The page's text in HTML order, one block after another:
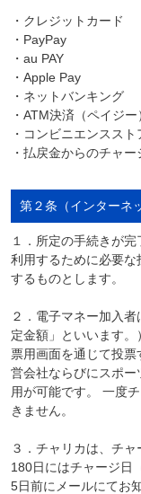
・クレジットカード
・PayPay
・au PAY
・Apple Pay
・ネットバンキング
・ATM決済（ペイジー
・コンビニエンススト
・払戻金からのチャー
第２条（インターネ
１．所定の手続きが
利用するために必要
するものとします。
２．電子マネー加入
定金額」といいます
票用画面を通じて投
営会社ならびにスポー
用が可能です。 一度
きません。
３．チャリカは、チャ
180日にはチャージ日
5日前にメールにてお